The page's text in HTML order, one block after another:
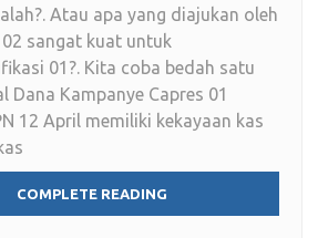
Atau apa yang diajukan oleh
sangat kuat untuk
01?. Kita coba bedah satu
Dana Kampanye Capres 01
12 April memiliki kekayaan kas
COMPLETE READING